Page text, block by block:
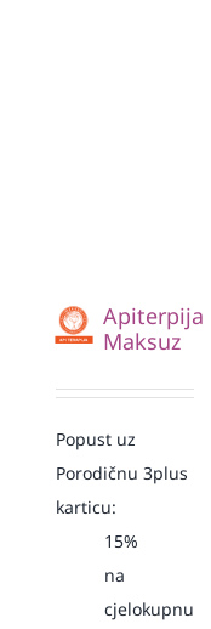
Apiterpija
Maksuz
Popust uz
Porodičnu 3plus
karticu:
15%
na
cjelokupnu